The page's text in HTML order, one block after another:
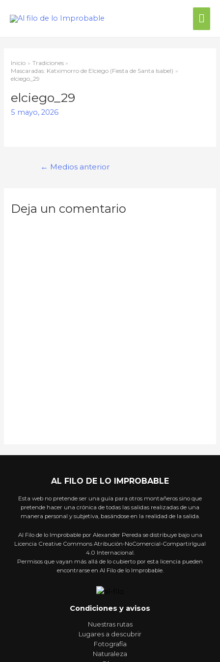
Inicio
Tradiciones
Mascaradas: Katximorro de Elciego (Fiesta de Santa Isabel)
elciego_29
elciego_29
5 mayo, 2026
← Medios anterior
Deja un comentario
AL FILO DE LO IMPROBABLE
Esta web no pretende ser una guía para otros montañeros sino que
pretende hacer una crónica de todas las salidas realizadas de una
manera personal y subjetiva, basándose en la realidad de la salida.
Al Filo de lo Improbable por Alexander Pereda se distribuye bajo una
Licencia Creative Commons Atribución-NoComercial-CompartirIgual
4.0 Internacional.
Permisos que vayan más allá de lo cubierto por esta licencia pueden
encontrarse en Al Filo de lo Improbable.
Condiciones y avisos
Nuestras rutas
Lugares a descubrir
Fotografía
Naturaleza